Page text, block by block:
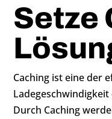
Setze
Caching ist eine der
Durch Caching